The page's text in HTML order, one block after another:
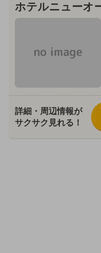
ホテルニューオ
詳細・周辺情報が
サクサク見れる！